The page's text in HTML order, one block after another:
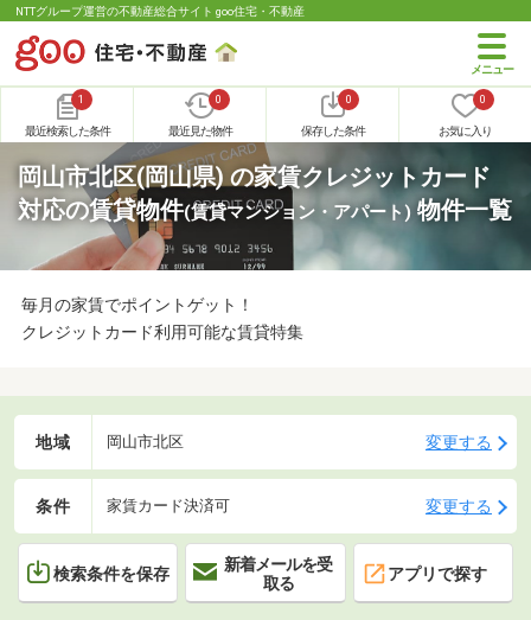
NTTグループ運営の不動産総合サイト goo住宅・不動産
1
最近検索した条件
0
最近見た物件
0
保存した条件
0
お気に入り
岡山市北区(岡山県) の家賃クレジットカード
対応の賃貸物件(賃貸マンション・アパート) 物件一覧
毎月の家賃でポイントゲット！
クレジットカード利用可能な賃貸特集
地域 岡山市北区 変更する
条件 家賃カード決済可 変更する
検索条件を保存
新着メールを受
取る
アプリで探す